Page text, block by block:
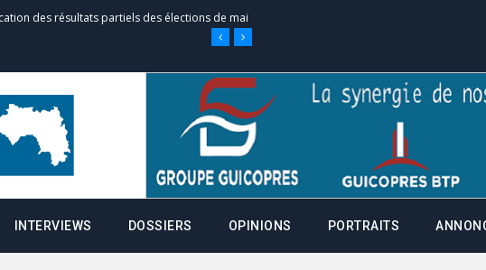
des résultats partiels des élections de mai
active un centre d’appel, joignable au 105, ouvert
31 mai : fin des campagnes ce jeudi 28 mai à
à la délivrance de la fiche de procuration
INTERVIEWS DOSSIERS OPINIONS PORTRAITS